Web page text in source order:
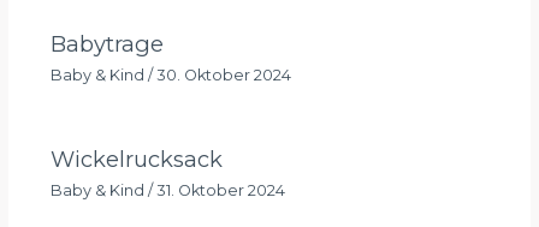
Babytrage
Baby & Kind /30. Oktober 2024
Wickelrucksack
Baby & Kind /31. Oktober 2024